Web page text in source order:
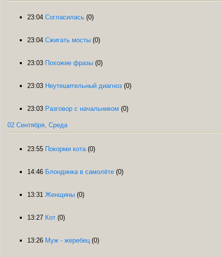
23:04 Согласилась (0)
23:04 Сжигать мосты (0)
23:03 Похожие фразы (0)
23:03 Неутешительный диагноз (0)
23:03 Разговор с начальником (0)
02 Сентября, Среда
23:55 Покорми кота (0)
14:46 Блондинка в самолёте (0)
13:31 Женщины (0)
13:27 Кот (0)
13:26 Муж - жеребец (0)